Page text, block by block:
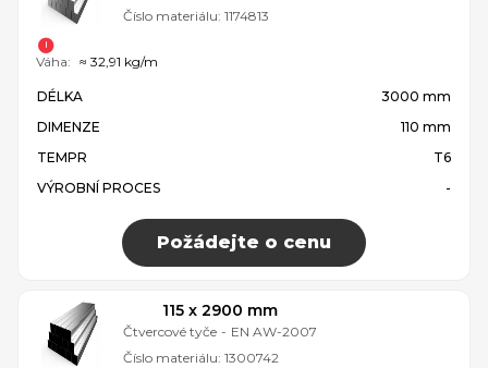
Číslo materiálu: 1174813
DÉLKA
3000 mm
DIMENZE
110 mm
TEMPR
T6
VÝROBNÍ PROCES
-
Požádejte o cenu
Váha: ≈ 32,91 kg/m
115 x 2900 mm
Čtvercové tyče - EN AW-2007
Číslo materiálu: 1300742